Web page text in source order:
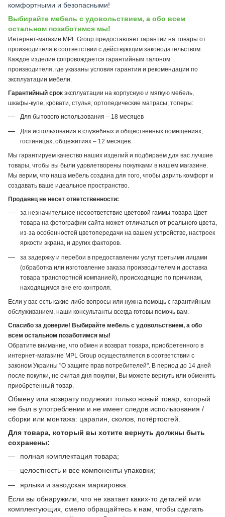
комфортными и безопасными!
Выбирайте мебель с удовольствием, а обо всем
остальном позаботимся мы!
Интернет-магазин MPL Group предоставляет гарантии на товары от
производителя в соответствии с действующим законодательством.
Каждое изделие сопровождается гарантийным талоном
производителя, где указаны условия гарантии и рекомендации по
эксплуатации мебели.
Гарантийный срок эксплуатации на корпусную и мягкую мебель,
шкафы-купе, кровати, стулья, ортопедические матрасы, топеры:
Для бытового использования – 18 месяцев
Для использования в служебных и общественных помещениях,
гостиницах, общежитиях – 12 месяцев.
Мы гарантируем качество наших изделий и подбираем для вас лучшие
товары, чтобы вы были удовлетворены покупками в нашем магазине.
Мы верим, что наша мебель создана для того, чтобы дарить комфорт и
создавать ваше идеальное пространство.
Продавец не несет ответственности:
за незначительное несоответствие цветовой гаммы товара Цвет
товара на фотографии сайта может отличаться от реального цвета,
из-за особенностей цветопередачи на вашем устройстве, настроек
яркости экрана, и других факторов.
за задержку и перебои в предоставлении услуг третьими лицами
(обработка или изготовление заказа производителем и доставка
товара транспортной компанией), происходящие по причинам,
находящимся вне его контроля.
Если у вас есть какие-либо вопросы или нужна помощь с гарантийным
обслуживанием, наши консультанты всегда готовы помочь вам.
Спасибо за доверие! Выбирайте мебель с удовольствием, а обо
всем остальном позаботимся мы!
Обратите внимание, что обмен и возврат товара, приобретенного в
интернет-магазине MPL Group осуществляется в соответствии с
законом Украины "О защите прав потребителей". В период до 14 дней
после покупки, не считая дня покупки, Вы можете вернуть или обменять
приобретенный товар.
Обмену или возврату подлежит только новый товар, который
не был в употреблении и не имеет следов использования /
сборки или монтажа: царапин, сколов, потёртостей.
Для товара, который вы хотите вернуть должны быть
сохранены:
полная комплектация товара;
целостность и все компоненты упаковки;
ярлыки и заводская маркировка.
Если вы обнаружили, что не хватает каких-то деталей или
комплектующих, смело обращайтесь к нам, чтобы сделать